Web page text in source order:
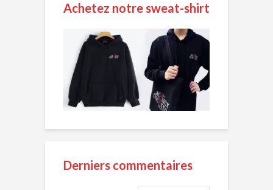
Achetez notre sweat-shirt
Derniers commentaires